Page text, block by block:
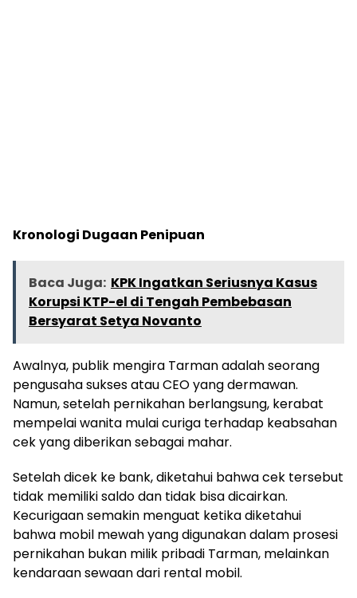
Kronologi Dugaan Penipuan
Baca Juga: KPK Ingatkan Seriusnya Kasus
Korupsi KTP-el di Tengah Pembebasan
Bersyarat Setya Novanto
Awalnya, publik mengira Tarman adalah seorang
pengusaha sukses atau CEO yang dermawan.
Namun, setelah pernikahan berlangsung, kerabat
mempelai wanita mulai curiga terhadap keabsahan
cek yang diberikan sebagai mahar.
Setelah dicek ke bank, diketahui bahwa cek tersebut
tidak memiliki saldo dan tidak bisa dicairkan.
Kecurigaan semakin menguat ketika diketahui
bahwa mobil mewah yang digunakan dalam prosesi
pernikahan bukan milik pribadi Tarman, melainkan
kendaraan sewaan dari rental mobil.